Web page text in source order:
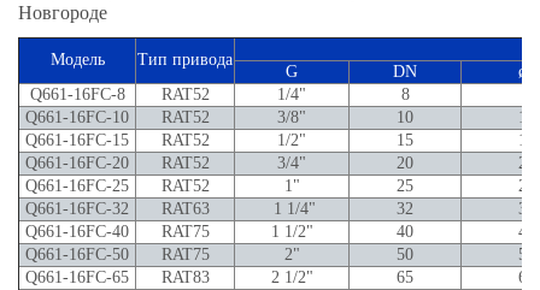
Модель Тип привода
G DN
ød
Q661-16FC-8
RAT52 1/4" 8
Q661-16FC-10
RAT52 3/8" 10
10
Q661-16FC-15
RAT52 1/2" 15
15
Q661-16FC-20
RAT52 3/4" 20
20
Q661-16FC-25
RAT52 1" 25
25
Q661-16FC-32
RAT63 1 1/4" 32
32
Q661-16FC-40
RAT75 1 1/2" 40
40
Q661-16FC-50
RAT75 2" 50
50
Q661-16FC-65
RAT83 2 1/2" 65
65